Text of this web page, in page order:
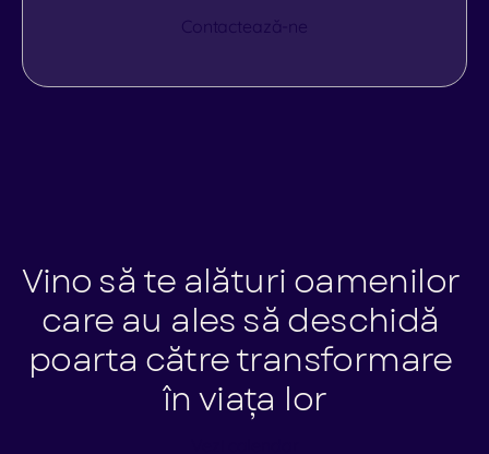
Contactează-ne
Vino să te alături oamenilor
care au ales să deschidă
poarta către transformare
în viața lor